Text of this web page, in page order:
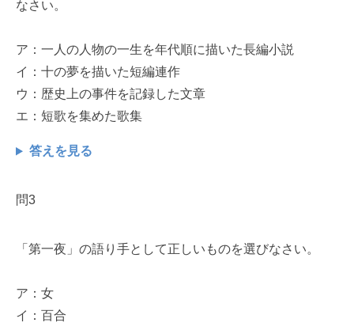
なさい。
ア：一人の人物の一生を年代順に描いた長編小説
イ：十の夢を描いた短編連作
ウ：歴史上の事件を記録した文章
エ：短歌を集めた歌集
答えを見る
問3
「第一夜」の語り手として正しいものを選びなさい。
ア：女
イ：百合